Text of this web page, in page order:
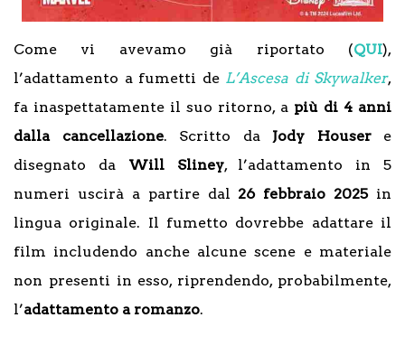
Come vi avevamo già riportato (QUI),
l’adattamento a fumetti deL’Ascesa di Skywalker,
fa inaspettatamente il suo ritorno, a più di 4 anni
dalla cancellazione. Scritto da Jody Housere
disegnato da Will Sliney, l’adattamento in 5
numeri uscirà a partire dal 26 febbraio 2025 in
lingua originale. Il fumetto dovrebbe adattare il
film includendo anche alcune scene e materiale
non presenti in esso, riprendendo, probabilmente,
l’adattamento a romanzo.